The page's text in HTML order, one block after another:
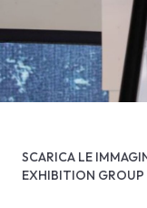
VISITA
SCOPRI DI PIÙ
SCARICA LE
EXHIBITION GROUP